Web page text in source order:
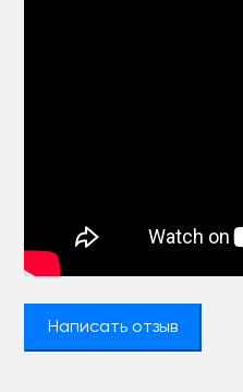
Написать отзыв